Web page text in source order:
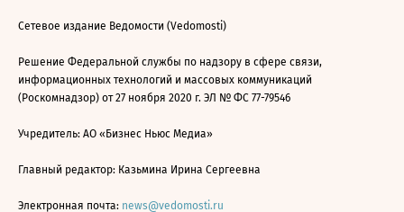
Сетевое издание Ведомости (Vedomosti)
Решение Федеральной службы по надзору в сфере связи,
информационных технологий и массовых коммуникаций
(Роскомнадзор) от 27 ноября 2020 г. ЭЛ № ФС 77-79546
Учредитель: АО «Бизнес Ньюс Медиа»
Главный редактор: Казьмина Ирина Сергеевна
Электронная почта: news@vedomosti.ru